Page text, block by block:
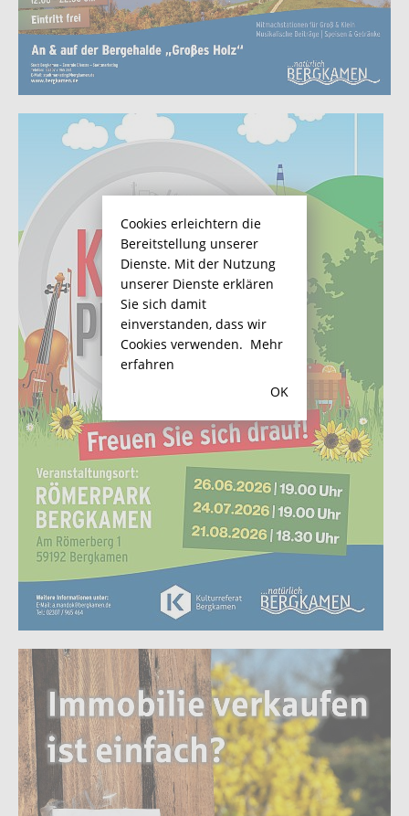
Cookies erleichtern die
Bereitstellung unserer
Dienste. Mit der Nutzung
unserer Dienste erklären
Sie sich damit
einverstanden, dass wir
Cookies verwenden. Mehr
erfahren
OK